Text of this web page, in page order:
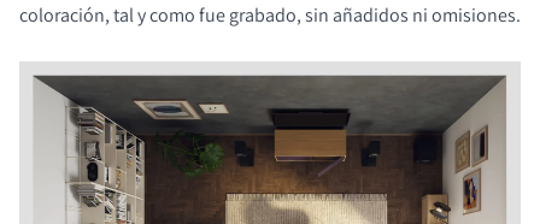
coloración, tal y como fue grabado, sin añadidos ni omisiones.